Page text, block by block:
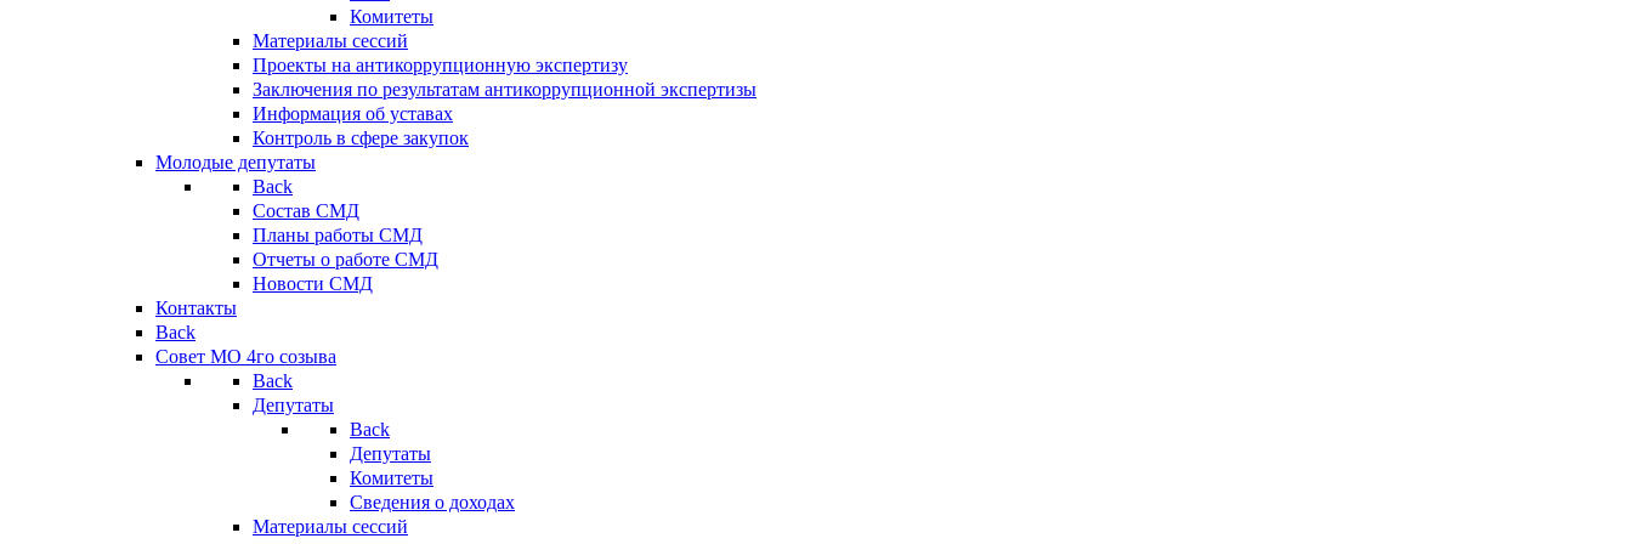
Комитеты
Материалы сессий
Проекты на антикоррупционную экспертизу
Заключения по результатам антикоррупционной экспертизы
Информация об уставах
Контроль в сфере закупок
Молодые депутаты
Back
Состав СМД
Планы работы СМД
Отчеты о работе СМД
Новости СМД
Контакты
Back
Совет МО 4го созыва
Back
Депутаты
Back
Депутаты
Комитеты
Сведения о доходах
Материалы сессий